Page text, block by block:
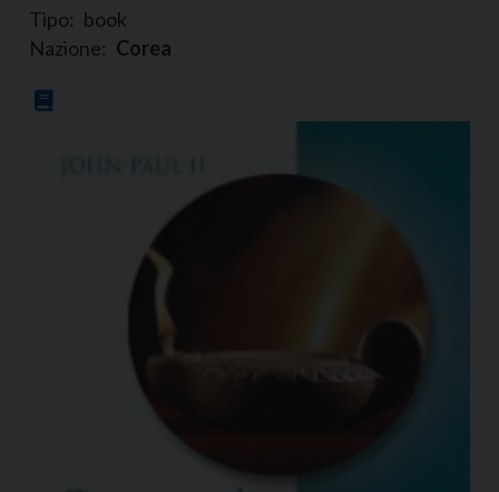
Tipo: book
Nazione: Corea